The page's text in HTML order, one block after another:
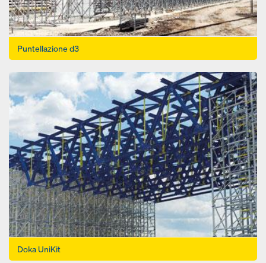
Puntellazione d3
Open
Doka UniKit